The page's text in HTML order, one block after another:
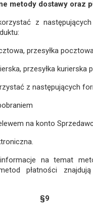
metody dostawy oraz
z
przesyłka
przesyłka kurierska
z następujących
na konto
na temat
płatności
§9